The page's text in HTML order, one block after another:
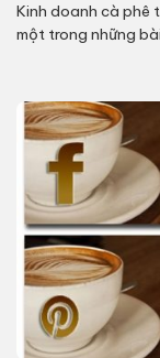
Kinh doanh cà phê
một trong những